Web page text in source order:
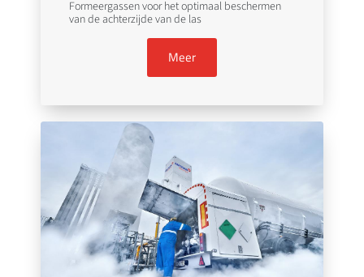
Formeergassen voor het optimaal beschermen
van de achterzijde van de las
Meer